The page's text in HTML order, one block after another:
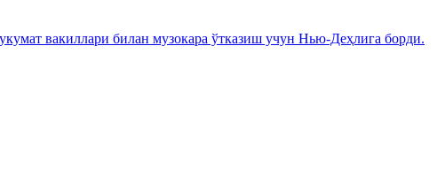
вакиллари билан музокара ўтказиш учун Нью-Деҳлига борди.